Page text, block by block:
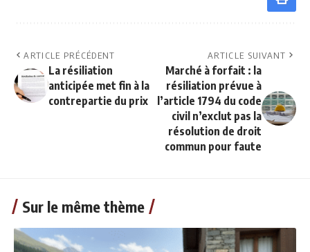
ARTICLE PRÉCÉDENT
La résiliation
anticipée met fin à la
contrepartie du prix
ARTICLE SUIVANT
Marché à forfait : la
résiliation prévue à
l’article 1794 du code
civil n’exclut pas la
résolution de droit
commun pour faute
Sur le même thème